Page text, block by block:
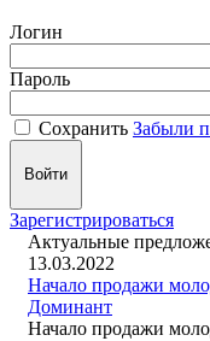
Логин
Пароль
Сохранить Забыли
Зарегистрироваться
Актуальные
13.03.2022
Начало продажи
Доминант
Начало продажи